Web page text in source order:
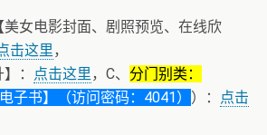
美女电影封面、剧照预览、在线欣
击这里，
：
点击这里，C、 分门别类：
子书】（访问密码：4041） ）：
点击